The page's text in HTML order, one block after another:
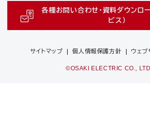
各種お問い合わせ・資料ダウンロー
ビス）
サイトマップ 個人情報保護方針 ウェブ
©OSAKI ELECTRIC CO.,